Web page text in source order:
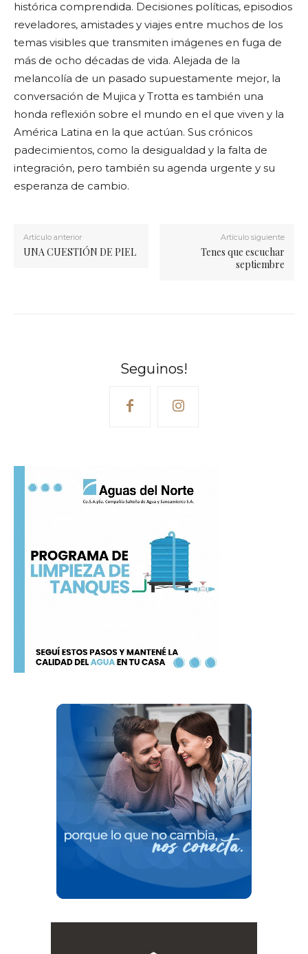
histórica comprendida. Decisiones políticas, episodios
reveladores, amistades y viajes entre muchos de los
temas visibles que transmiten imágenes en fuga de
más de ocho décadas de vida. Alejada de la
melancolía de un pasado supuestamente mejor, la
conversación de Mujica y Trotta es también una
honda reflexión sobre el mundo en el que viven y la
América Latina en la que actúan. Sus crónicos
padecimientos, como la desigualdad y la falta de
integración, pero también su agenda urgente y su
esperanza de cambio.
Artículo anterior
UNA CUESTIÓN DE PIEL
Artículo siguiente
Tenes que escuchar
septiembre
Seguinos!